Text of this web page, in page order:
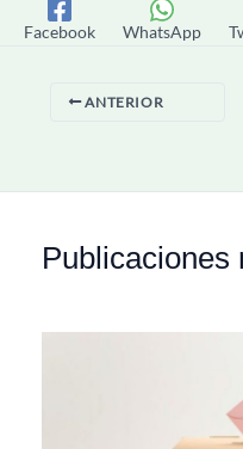
Facebook WhatsApp
ANTERIOR
Publicaciones